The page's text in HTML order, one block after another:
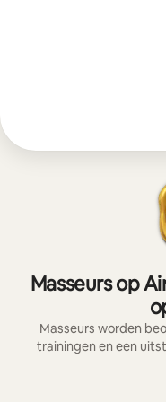
Masseurs op
Masseurs worden
trainingen en een